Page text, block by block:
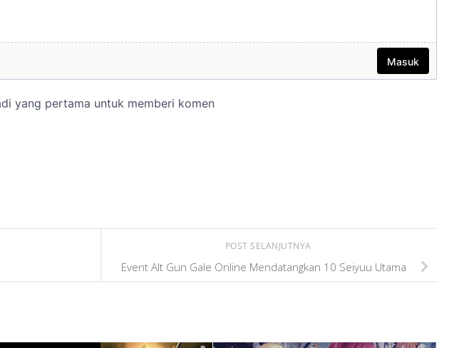
POST SELANJUTNYA
Event Alt Gun Gale Online Mendatangkan 10 Seiyuu Utama